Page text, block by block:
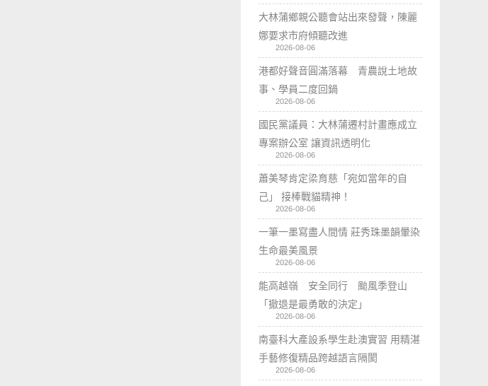
大林蒲鄉親公聽會站出來發聲，陳麗
娜要求市府傾聽改進
2026-08-06
港都好聲音圓滿落幕 青農說土地故
事、學員二度回鍋
2026-08-06
國民黨議員：大林蒲遷村計畫應成立
專案辦公室 讓資訊透明化
2026-08-06
蕭美琴肯定梁育慈「宛如當年的自
己」 接棒戰貓精神！
2026-08-06
一筆一墨寫盡人間情 莊秀珠墨韻暈染
生命最美風景
2026-08-06
能高越嶺 安全同行 颱風季登山
「撤退是最勇敢的決定」
2026-08-06
南臺科大產設系學生赴澳實習 用精湛
手藝修復精品跨越語言隔閡
2026-08-06